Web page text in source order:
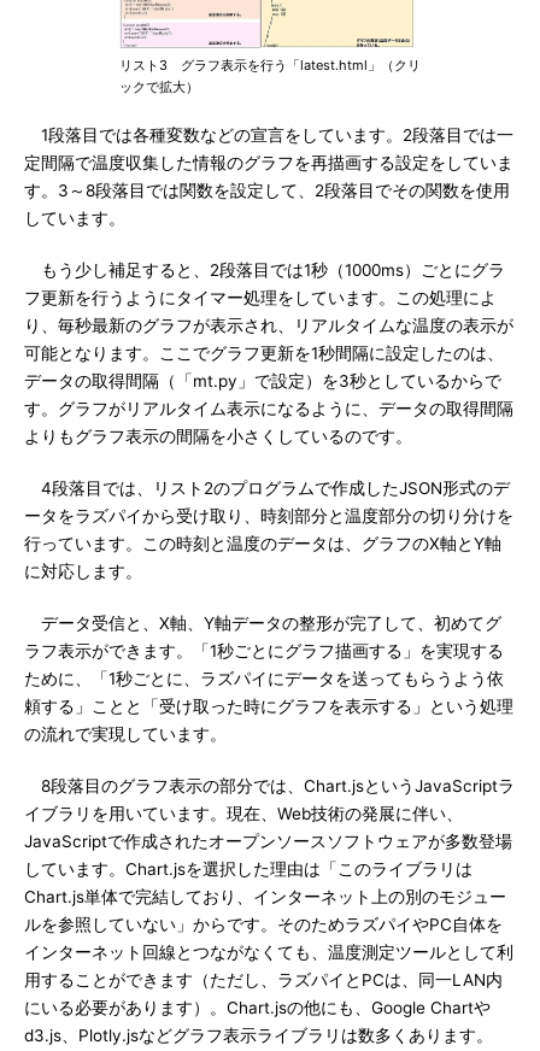
リスト3 グラフ表示を行う「latest.html」（クリ
ックで拡大）
1段落目では各種変数などの宣言をしています。2段落目では一
定間隔で温度収集した情報のグラフを再描画する設定をしていま
す。3～8段落目では関数を設定して、2段落目でその関数を使用
しています。
もう少し補足すると、2段落目では1秒（1000ms）ごとにグラ
フ更新を行うようにタイマー処理をしています。この処理によ
り、毎秒最新のグラフが表示され、リアルタイムな温度の表示が
可能となります。ここでグラフ更新を1秒間隔に設定したのは、
データの取得間隔（「mt.py」で設定）を3秒としているからで
す。グラフがリアルタイム表示になるように、データの取得間隔
よりもグラフ表示の間隔を小さくしているのです。
4段落目では、リスト2のプログラムで作成したJSON形式のデ
ータをラズパイから受け取り、時刻部分と温度部分の切り分けを
行っています。この時刻と温度のデータは、グラフのX軸とY軸
に対応します。
データ受信と、X軸、Y軸データの整形が完了して、初めてグ
ラフ表示ができます。「1秒ごとにグラフ描画する」を実現する
ために、「1秒ごとに、ラズパイにデータを送ってもらうよう依
頼する」ことと「受け取った時にグラフを表示する」という処理
の流れで実現しています。
8段落目のグラフ表示の部分では、Chart.jsというJavaScriptラ
イブラリを用いています。現在、Web技術の発展に伴い、
JavaScriptで作成されたオープンソースソフトウェアが多数登場
しています。Chart.jsを選択した理由は「このライブラリは
Chart.js単体で完結しており、インターネット上の別のモジュー
ルを参照していない」からです。そのためラズパイやPC自体を
インターネット回線とつながなくても、温度測定ツールとして利
用することができます（ただし、ラズパイとPCは、同一LAN内
にいる必要があります）。Chart.jsの他にも、Google Chartや
d3.js、Plotly.jsなどグラフ表示ライブラリは数多くあります。